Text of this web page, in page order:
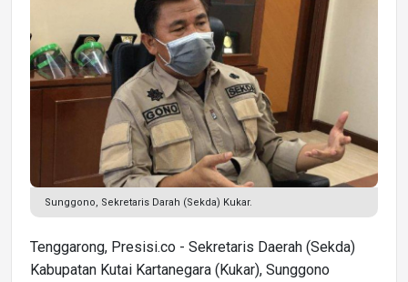
Sunggono, Sekretaris Darah (Sekda) Kukar.
Tenggarong, Presisi.co - Sekretaris Daerah (Sekda)
Kabupatan Kutai Kartanegara (Kukar), Sunggono